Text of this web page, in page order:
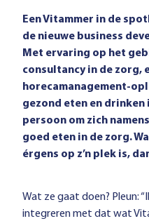
Een Vitammer in de
de nieuwe business
Met ervaring op het
consultancy in de zorg,
horecamanagement-
gezond eten en drinken
persoon om zich
goed eten in de zorg.
érgens op z’n plek is,
Wat ze gaat doen? Pleun:
integreren met dat wat